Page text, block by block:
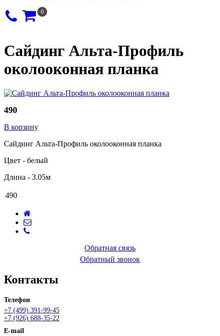
0
Сайдинг Альта-Профиль
околооконная планка
490
В корзину
Сайдинг Альта-Профиль околооконная планка
Цвет - белый
Длина - 3.05м
490
Обратная связь
Обратный звонок
Контакты
Телефон
+7 (499) 391-99-45
+7 (926) 688-35-22
E-mail